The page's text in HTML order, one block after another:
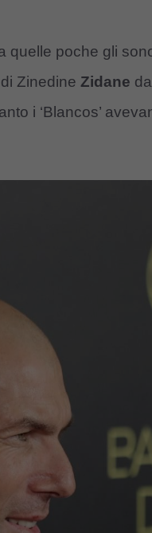
quelle poche gli
Zinedine Zidane
i ‘Blancos’